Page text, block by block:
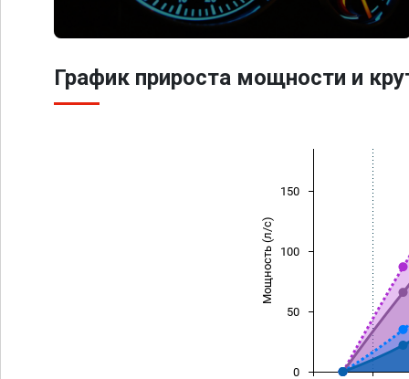
График прироста мощности и
Мощность (л/с)
0
50
100
150